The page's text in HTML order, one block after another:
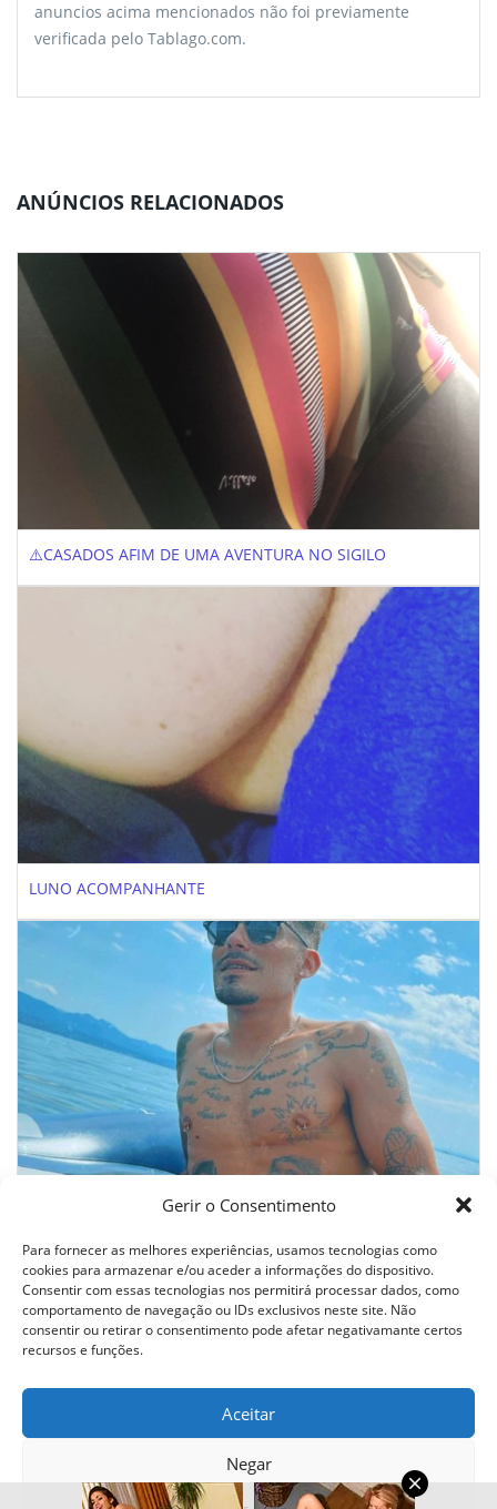
Gerir o Consentimento
Para fornecer as melhores experiências, usamos tecnologias como
cookies para armazenar e/ou aceder a informações do dispositivo.
Consentir com essas tecnologias nos permitirá processar dados, como
comportamento de navegação ou IDs exclusivos neste site. Não
consentir ou retirar o consentimento pode afetar negativamante certos
recursos e funções.
Aceitar
Negar
anuncios acima mencionados não foi previamente
verificada pelo Tablago.com.
ANÚNCIOS RELACIONADOS
⚠️CASADOS AFIM DE UMA AVENTURA NO SIGILO
LUNO ACOMPANHANTE
Todos os direitos reservados © 2024 - Tablago
Termos E Condições
Ajuda
Privacidade
Contacto